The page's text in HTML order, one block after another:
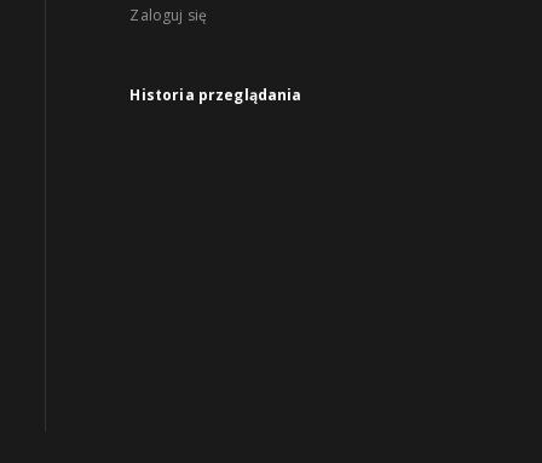
Zaloguj się
Historia przeglądania